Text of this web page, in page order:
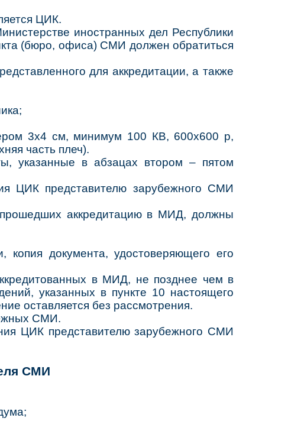
ЦИК.
иностранных дел Республики
(бюро, офиса) СМИ должен обратиться
для аккредитации, а также
3х4 см, минимум 100 КВ, 600х600 р,
часть плеч).
указанные в абзацах втором – пятом
ЦИК представителю зарубежного СМИ
аккредитацию в МИД, должны
копия документа, удостоверяющего его
в МИД, не позднее чем в
указанных в пункте 10 настоящего
оставляется без рассмотрения.
СМИ.
ЦИК представителю зарубежного СМИ
СМИ